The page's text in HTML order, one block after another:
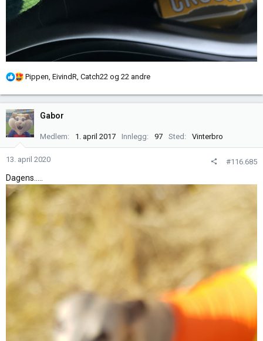
R
k
s
j
o
n
r
:
Pippen, EivindR, Catch22 og 22 andre
Gabor
Medlem 1. april 2017 Innlegg 97 Sted Vinterbro
13. april 2020 #116.685
Dagens.....